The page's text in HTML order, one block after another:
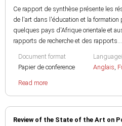
Ce rapport de synthèse présente les
de l'art dans l'éducation et la formation
quelques pays d'Afrique orientale et
rapports de recherche et des rapports...
Document format
Papier de conference
Anglais,
Read more
Review of the State of the Art on